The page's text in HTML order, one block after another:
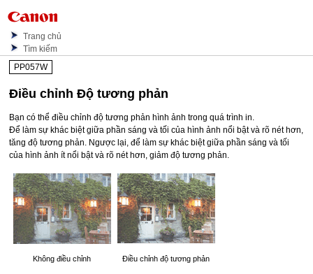
Trang chủ
Tìm kiếm
PP057W
Điều chỉnh Độ tương phản
Bạn có thể điều chỉnh độ tương phản hình ảnh trong quá trình in.
Để làm sự khác biệt giữa phần sáng và tối của hình ảnh nổi bật và rõ nét hơn,
tăng độ tương phản. Ngược lại, để làm sự khác biệt giữa phần sáng và tối
của hình ảnh ít nổi bật và rõ nét hơn, giảm độ tương phản.
Không điều chỉnh Điều chỉnh độ tương phản